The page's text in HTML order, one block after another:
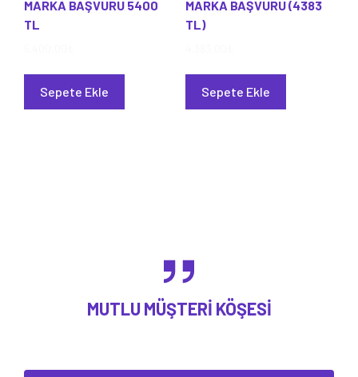
MARKA BAŞVURU 5400
TL
Sepete Ekle
MARKA BAŞVURU (4383
TL)
Sepete Ekle
MUTLU MÜŞTERI KÖŞESI